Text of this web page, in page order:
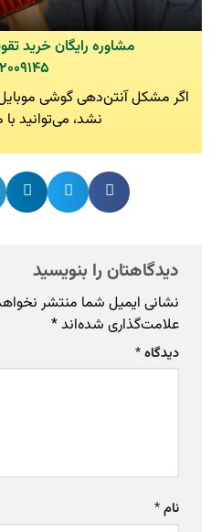
مشاوره رایگان خرید
۰۲۱-
اگر مشکل آنتن‌دهی گوشی موبایل
نشد، می‌توانید
دیدگاهتان را بنویسید
نشانی ایمیل شما منتشر
علامت‌گذاری شده‌اند*
دیدگاه*
نام*